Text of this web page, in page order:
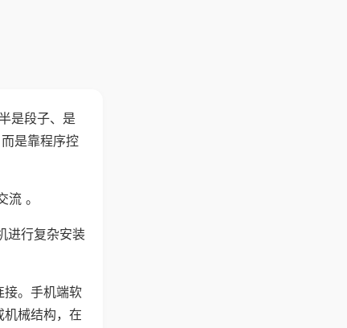
是段子、是
是靠程序控
。
进行复杂安装
接。手机端软
械结构，在